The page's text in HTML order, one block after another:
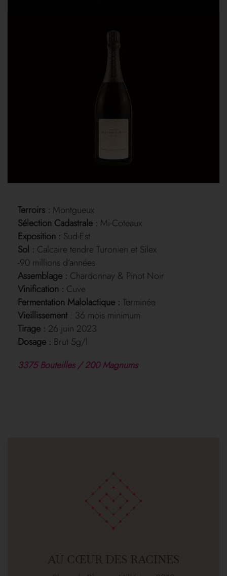
Terroirs : Montgueux
Sélection Cadastrale : Mi-Coteaux
Exposition : Sud-Est
Sol : Calcaire tendre Turonien et Silex
-90 millions d’années
Assemblage : Chardonnay & Pinot Noir
Vinification : Cuve
Fermentation Malolactique : Terminée
Vieillissement : 36 mois minimum
Tirage : 26 juin 2023
Dosage : Brut 5g/l
3375 Bouteilles / 200 Magnums
AU CŒUR DES RACINES